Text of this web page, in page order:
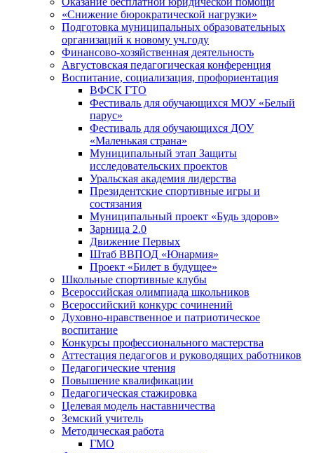
«Снижение бюрократической нагрузки»
Подготовка муниципальных образовательных
организаций к новому уч.году
Финансово-хозяйственная деятельность
Августовская педагогическая конференция
Воспитание, социализация, профориентация
ВФСК ГТО
Фестиваль для обучающихся МОУ «Белый
парус»
Фестиваль для обучающихся ДОУ
«Маленькая страна»
Муниципальный этап Защиты
исследовательских проектов
Уральская академия лидерства
Президентские спортивные игры и
состязания
Муниципальный проект «Будь здоров»
Зарница 2.0
Движение Первых
Штаб ВВПОД «Юнармия»
Проект «Билет в будущее»
Школьные спортивные клубы
Всероссийская олимпиада школьников
Всероссийский конкурс сочинений
Духовно-нравственное и патриотическое
воспитание
Конкурсы профессионального мастерства
Аттестация педагогов и руководящих работников
Педагогические чтения
Повышение квалификации
Педагогическая стажировка
Целевая модель наставничества
Земский учитель
Методическая работа
ГМО